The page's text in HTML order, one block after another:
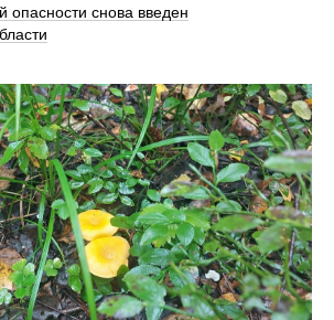
опасности снова введен